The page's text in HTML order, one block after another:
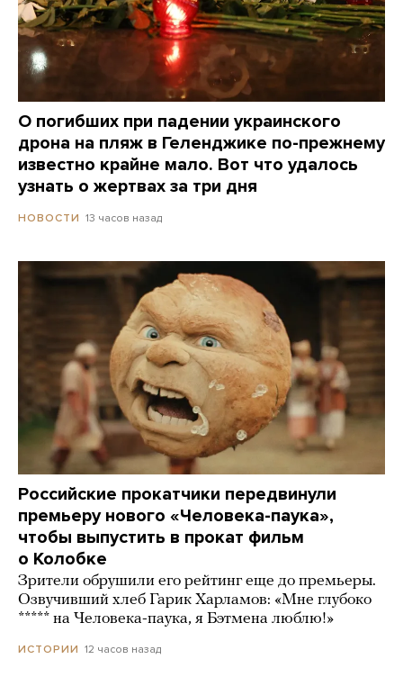
О погибших при падении украинского
дрона на пляж в Геленджике по-прежнему
известно крайне мало. Вот что удалось
узнать о жертвах за три дня
НОВОСТИ 13 часов назад
Российские прокатчики передвинули
премьеру нового «Человека-паука»,
чтобы выпустить в прокат фильм
о Колобке
Зрители обрушили его рейтинг еще до премьеры.
Озвучивший хлеб Гарик Харламов: «Мне глубоко
***** на Человека-паука, я Бэтмена люблю!»
ИСТОРИИ 12 часов назад